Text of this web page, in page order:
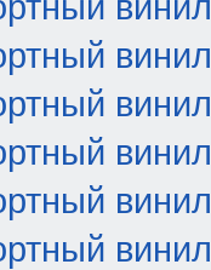
винил
винил
винил
винил
винил